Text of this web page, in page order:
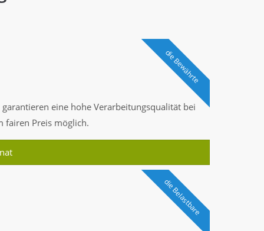
die Bewährte
eine hohe Verarbeitungsqualität bei
fairen Preis möglich.
die Belastbare